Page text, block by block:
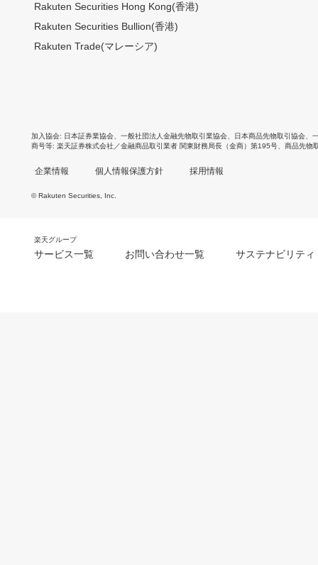
Rakuten Securities Hong Kong(香港)
Rakuten Securities Bullion(香港)
Rakuten Trade(マレーシア)
加入協会 日本証券業協会 一般社団法人金融先物取引業協会 日本商品先物取引協会
商号等 楽天証券株式会社／金融商品取引業者 関東財務局長（金商）第195号、商品先物
企業情報 個人情報保護方針 採用情報
© Rakuten Securities, Inc.
楽天グループ
サービス一覧 お問い合わせ一覧 サステナビリティ